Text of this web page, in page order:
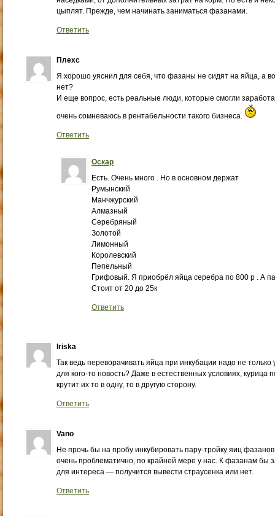
цыплят. Прежде, чем начинать заниматься фазанами.
Ответить
Плехс
Я хорошо уяснил для себя, что фазаны не сидят на яйца, а
нет?
И еще вопрос, есть реальные люди, которые смогли
очень сомневаюсь в рентабельности такого бизнеса.
Ответить
Оскар
Есть. Очень много . Но в основном держат
Румынский
Манчжурский
Алмазный
Серебряный
Золотой
Лимонный
Королевский
Пепельный
Грифовый. Я приобрёл яйца серебра по 800 р . А
Стоит от 20 до 25к
Ответить
Iriska
Так ведь переворачивать яйца при инкубации надо не
для кого-то новость? Даже в естественных условиях, курица
крутит их то в одну, то в другую сторону.
Ответить
Vano
Не прочь бы на пробу инкубировать пару-тройку яиц
очень проблематично, по крайней мере у нас. К фазанам бы
для интереса — получится вывести страусенка или нет.
Ответить